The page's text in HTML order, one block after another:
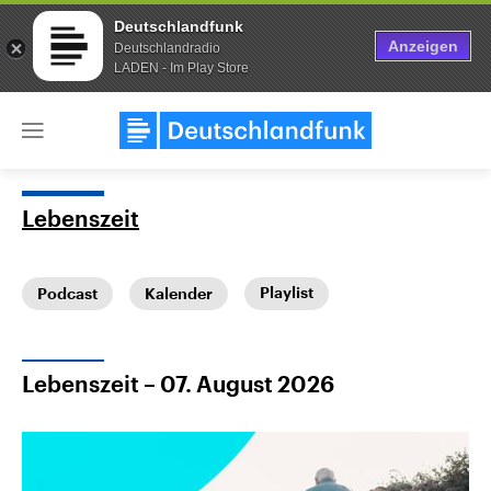
Deutschlandfunk
Deutschlandradio
LADEN - Im Play Store
Anzeigen
Close
Landtagswahl Sachsen-Anhalt
USA
Lebenszeit
Podcast Kalender Playlist
Lebenszeit – 07. August 2026